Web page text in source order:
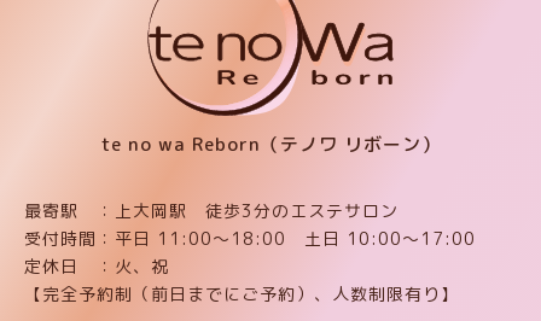
te no wa Reborn（テノワ リボーン）
最寄駅 ：上大岡駅 徒歩3分のエステサロン
受付時間：平日 11:00〜18:00 土日 10:00〜17:00
定休日 ：火、祝
【完全予約制（前日までにご予約）、人数制限有り】